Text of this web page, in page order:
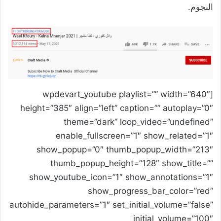
النجوم.
[wpdevart_youtube playlist=”” width=”640″
height=”385″ align=”left” caption=”” autoplay=”0″
theme=”dark” loop_video=”undefined”
enable_fullscreen=”1″ show_related=”1″
show_popup=”0″ thumb_popup_width=”213″
thumb_popup_height=”128″ show_title=””
show_youtube_icon=”1″ show_annotations=”1″
show_progress_bar_color=”red”
autohide_parameters=”1″ set_initial_volume=”false”
initial_volume=”100″